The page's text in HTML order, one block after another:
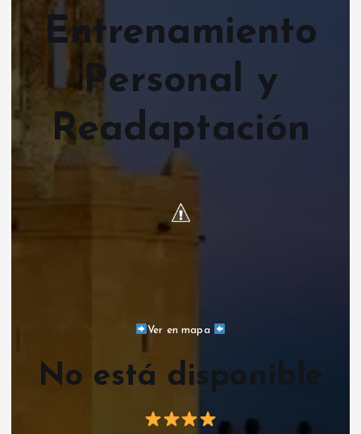
Entrenamiento
Personal y
Readaptación
Ver en mapa
No está disponible